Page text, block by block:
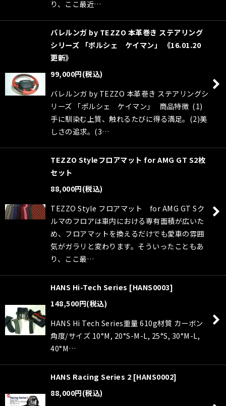
り、ここ最近…
バレルンガ by TEZZO 本革巻き ステアリング
シリーズ 「ポルシェ ケイマン」 《16.01.20
更新》
99,000円(税込)
バレルンガ by TEZZO 本革巻き ステアリングシ
リーズ 「ポルシェ ケイマン」 商品特徴 (1)
手に馴染む上質、触れるたびに得る満足。(2)美
しさの追求。(3…
TEZZO Styleフロアマット for AMG GT S2枚
セット
88,000円(税込)
TEZZO Style フロアマット for AMG GT Sク
ルマのフロアは車内における専有面積が広いた
め、フロアマットを換えるだけでも愛車の雰囲
気がガラリと変わります。そういったこともあ
り、ここ最…
HANS Hi-Tech Series [HANS0003]
148,500円(税込)
HANS Hi Tech Series重量 610g材質 カーボン
角度/サイズ 10°M, 20°S-M-L, 25°S, 30°M-L,
40°M…
HANS Racing Series 2 [HANS0002]
88,000円(税込)